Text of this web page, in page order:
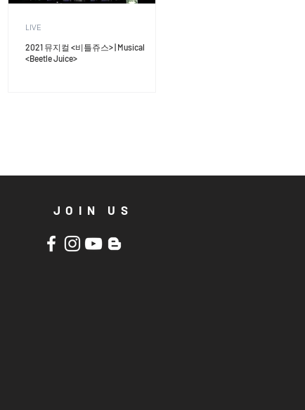
2021 뮤지컬 <비틀쥬스> | Musical
<Beetle Juice>
LIVE
JOIN US